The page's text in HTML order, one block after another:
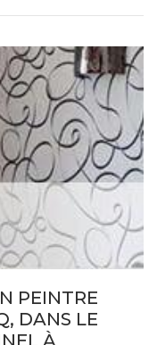
PEINTRE
DANS LE
À